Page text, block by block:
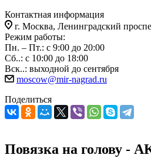
Контактная информация
г. Москва, Ленинградский
Режим работы:
Пн. – Пт.: с 9:00 до 20:00
Сб..: с 10:00 до 18:00
Вск..: выходной до сентября
moscow@mir-nagrad.ru
Поделиться
Повязка на голову -